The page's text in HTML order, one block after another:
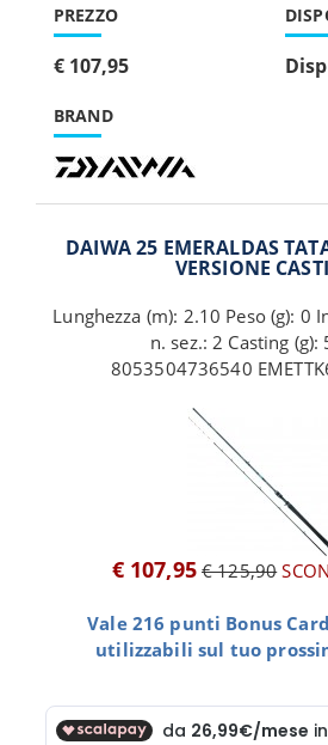
PREZZO
€ 107,95
BRAND
DAIWA 25 EMERALDAS
VERSIONE
Lunghezza (m): 2.10 Peso (g): 0
n. sez.: 2 Casting (g):
8053504736540
€ 107,95 € 125,90
Vale 216 punti Bonus
utilizzabili sul tuo